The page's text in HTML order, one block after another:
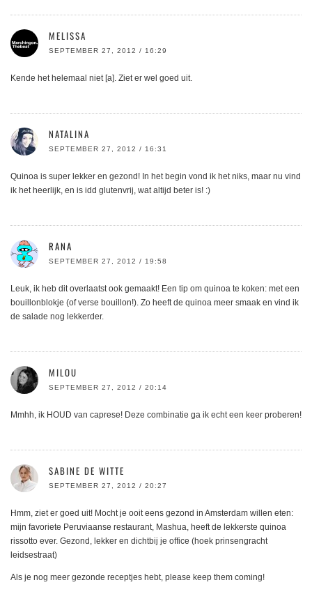
MELISSA
SEPTEMBER 27, 2012 / 16:29
Kende het helemaal niet [a]. Ziet er wel goed uit.
NATALINA
SEPTEMBER 27, 2012 / 16:31
Quinoa is super lekker en gezond! In het begin vond ik het niks, maar nu vind
ik het heerlijk, en is idd glutenvrij, wat altijd beter is! :)
RANA
SEPTEMBER 27, 2012 / 19:58
Leuk, ik heb dit overlaatst ook gemaakt! Een tip om quinoa te koken: met een
bouillonblokje (of verse bouillon!). Zo heeft de quinoa meer smaak en vind ik
de salade nog lekkerder.
MILOU
SEPTEMBER 27, 2012 / 20:14
Mmhh, ik HOUD van caprese! Deze combinatie ga ik echt een keer proberen!
SABINE DE WITTE
SEPTEMBER 27, 2012 / 20:27
Hmm, ziet er goed uit! Mocht je ooit eens gezond in Amsterdam willen eten:
mijn favoriete Peruviaanse restaurant, Mashua, heeft de lekkerste quinoa
rissotto ever. Gezond, lekker en dichtbij je office (hoek prinsengracht
leidsestraat)
Als je nog meer gezonde receptjes hebt, please keep them coming!